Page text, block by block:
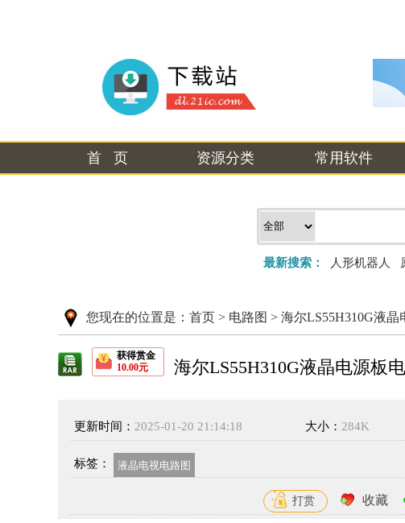
首 页 资源分类 常用软件
最新搜索： 人形机器人
您现在的位置是： 首页 > 电路图 > 海尔LS55H310G液晶
获得赏金
10.00元
海尔LS55H310G液晶电源板
更新时间： 2025-01-20 21:14:18 大小： 284K
标签： 液晶电视电路图
打赏 收藏